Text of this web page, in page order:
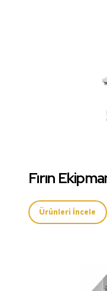
Fırın
Ürünleri İncele